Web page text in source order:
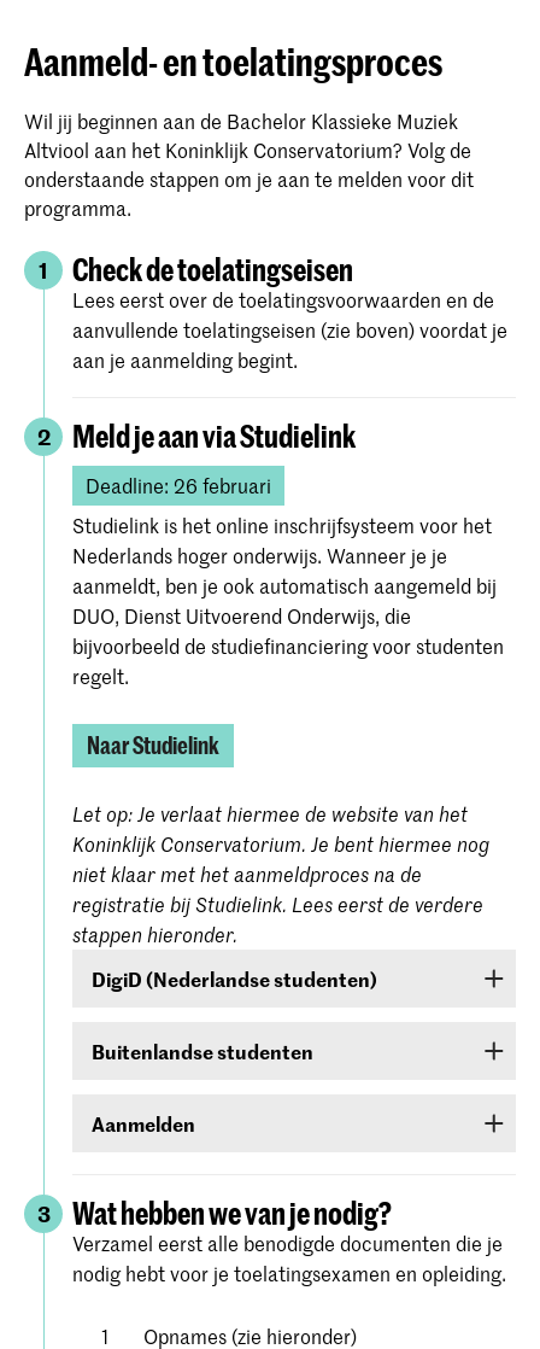
Aanmeld- en toelatingsproces
Wil jij beginnen aan de Bachelor Klassieke Muziek
Altviool aan het Koninklijk Conservatorium? Volg de
onderstaande stappen om je aan te melden voor dit
programma.
1 Check de toelatingseisen
Lees eerst over de toelatingsvoorwaarden en de
aanvullende toelatingseisen (zie boven) voordat je
aan je aanmelding begint.
2 Meld je aan via Studielink
Deadline: 26 februari
Studielink is het online inschrijfsysteem voor het
Nederlands hoger onderwijs. Wanneer je je
aanmeldt, ben je ook automatisch aangemeld bij
DUO, Dienst Uitvoerend Onderwijs, die
bijvoorbeeld de studiefinanciering voor studenten
regelt.
Naar Studielink
Let op: Je verlaat hiermee de website van het
Koninklijk Conservatorium. Je bent hiermee nog
niet klaar met het aanmeldproces na de
registratie bij Studielink. Lees eerst de verdere
stappen hieronder.
DigiD (Nederlandse studenten)
inloggen met je DigiD. Heb je die nog niet, vraag
dagen duren voordat je de inlogcodes ontvangt.
Buitenlandse studenten
een gebruikersnaam en wachtwoord die je in
Aanmelden
keuze onder Hogeschool der Kunsten Den Haag
(Koninklijke Academie/Koninklijk
Conservatorium Den Haag). Volg alle stappen
zorgvuldig en bevestig je aanmelding.
3 Wat hebben we van je nodig?
Verzamel eerst alle benodigde documenten die je
nodig hebt voor je toelatingsexamen en opleiding.
Opnames (zie hieronder)